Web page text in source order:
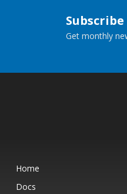
Get monthly
Home
Docs